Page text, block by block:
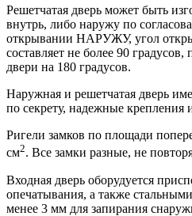
Решетчатая дверь может быть
внутрь, либо наружу по
открывании НАРУЖУ, угол
составляет не более 90
двери на 180 градусов.
Наружная и решетчатая дверь
по секрету, надежные крепления
Ригели замков по площади
см2. Все замки разные, не
Входная дверь оборудуется
опечатывания, а также
менее 3 мм для запирания